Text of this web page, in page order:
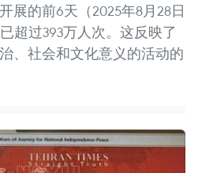
展的前6天（2025年8月28日
超过393万人次。这反映了
、社会和文化意义的活动的